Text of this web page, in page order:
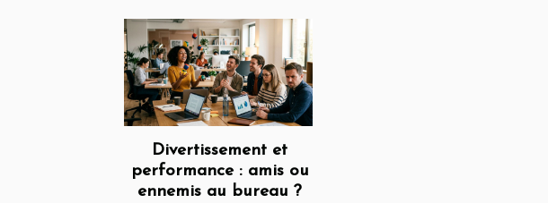
Divertissement et
performance : amis ou
ennemis au bureau ?